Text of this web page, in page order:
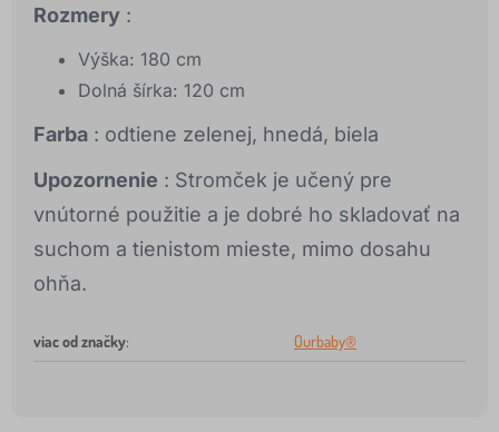
Rozmery :
Výška: 180 cm
Dolná šírka: 120 cm
Farba : odtiene zelenej, hnedá, biela
Upozornenie : Stromček je učený pre
vnútorné použitie a je dobré ho skladovať na
suchom a tienistom mieste, mimo dosahu
ohňa.
viac od značky: Ourbaby®